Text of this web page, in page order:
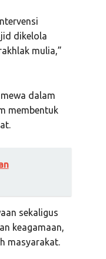
dikelola
mulia,”
dalam
membentuk
sekaligus
keagamaan,
masyarakat.